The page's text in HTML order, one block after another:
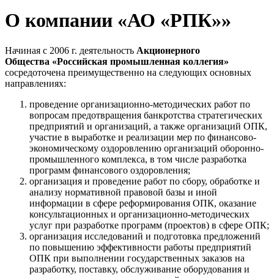
О компании «АО «РПК»»
Начиная с 2006 г. деятельность Акционерного
Общества «Российская промышленная коллегия»
сосредоточена преимущественно на следующих основных
направлениях:
проведение организационно-методических работ по
вопросам предотвращения банкротства стратегических
предприятий и организаций, а также организаций ОПК,
участие в выработке и реализации мер по финансово-
экономическому оздоровлению организаций оборонно-
промышленного комплекса, в том числе разработка
программ финансового оздоровления;
организация и проведение работ по сбору, обработке и
анализу нормативной правовой базы и иной
информации в сфере реформирования ОПК, оказание
консультационных и организационно-методических
услуг при разработке программ (проектов) в сфере ОПК;
организация исследований и подготовка предложений
по повышению эффективности работы предприятий
ОПК при выполнении государственных заказов на
разработку, поставку, обслуживание оборудования и